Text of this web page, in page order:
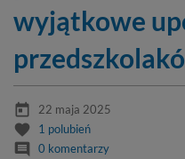
wyjątkowe
today 22 maja 2025
favorite 1 polubień
comment 0 komentarzy